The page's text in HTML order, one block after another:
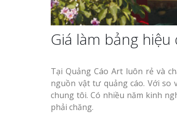
Giá làm bảng
Tại Quảng Cáo Art luôn rẻ và
nguồn vật tư quảng cáo. Với
chung tôi. Có nhiều năm kinh
phải chăng.
Mẫu biển hiệu gỗ
ấn tượng
Làm biển gỗ tại Ninh
Làm biển gỗ tại Hà
đẹp giá rẻ